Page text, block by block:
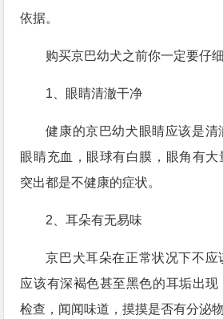
依据。
购买京巴幼犬之前你一定要仔
1、眼睛清澈干净
健康的京巴幼犬眼睛应该是清
眼睛充血，眼球有白膜，眼角有
突出都是不健康的症状。
2、耳朵有无易味
京巴犬耳朵在正常状况下不应
应该有深褐色甚至黑色的耳垢出
检查，闻闻味道，摸摸是否有分泌物